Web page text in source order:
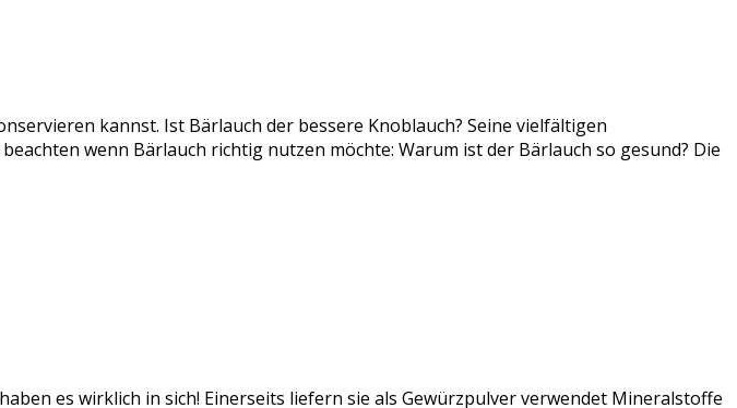
kannst. Ist Bärlauch der bessere Knoblauch? Seine vielfältigen
wenn Bärlauch richtig nutzen möchte: Warum ist der Bärlauch so gesund? Die
es wirklich in sich! Einerseits liefern sie als Gewürzpulver verwendet Mineralstoffe